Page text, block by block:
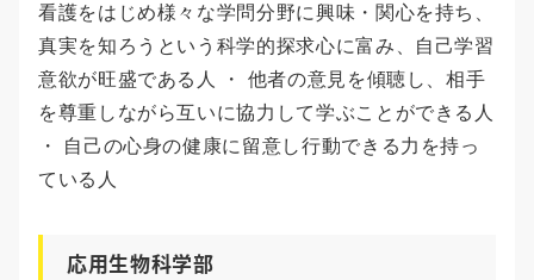
看護をはじめ様々な学問分野に興味・関心を持ち、
真実を知ろうという科学的探求心に富み、自己学習
意欲が旺盛である人 ・ 他者の意見を傾聴し、相手
を尊重しながら互いに協力して学ぶことができる人
・ 自己の心身の健康に留意し行動できる力を持っ
ている人
応用生物科学部